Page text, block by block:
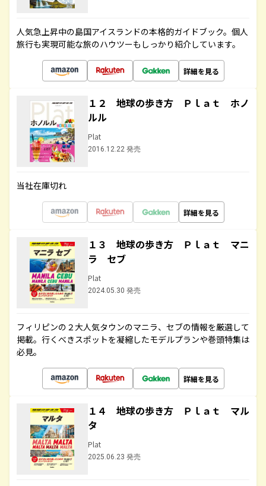
人気急上昇中の島国アイスランドの本格的ガイドブック。個人
旅行も実現可能な旅のハウツーもしっかり紹介しています。
詳細を見る
１２ 地球の歩き方 Ｐｌａｔ ホノ
ルル
Plat
2016.12.22 発売
当社在庫切れ
詳細を見る
１３ 地球の歩き方 Ｐｌａｔ マニ
ラ セブ
Plat
2024.05.30 発売
フィリピンの２大人気タウンのマニラ、セブの情報を厳選して
掲載。行くべきスポットを凝縮したモデルプランや巻頭特集は
必見。
詳細を見る
１４ 地球の歩き方 Ｐｌａｔ マル
タ
Plat
2025.06.23 発売